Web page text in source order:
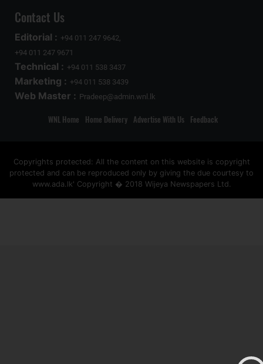
Contact Us
Editorial : +94 011 247 9642,
+94 011 247 9671
Technical : +94 011 538 3437
Marketing : +94 011 538 3439
Web Master : Pradeep@admin.wnl.lk
WNL Home Home Delivery Advertise With Us Feedback
Copyrights protected: All the content on this website is copyright
protected and can be reproduced only by giving the due courtesy to
www.ada.lk' Copyright � 2018 Wijeya Newspapers Ltd.